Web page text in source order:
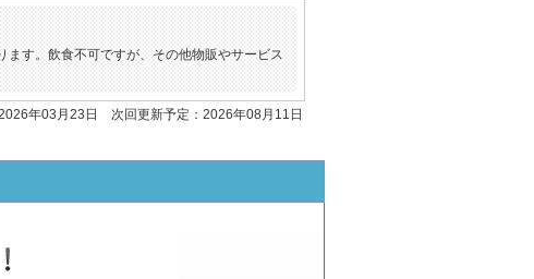
す。飲食不可ですが、その他物販やサービス
年03月23日 次回更新予定：2026年08月11日